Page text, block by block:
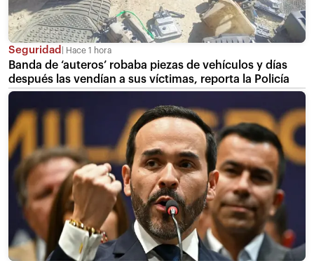
Seguridad Hace 1 hora
Banda de ‘auteros’ robaba piezas de vehículos y días
después las vendían a sus víctimas, reporta la Policía